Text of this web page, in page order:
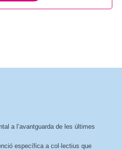
a l’avantguarda de les últimes
específica a col·lectius que